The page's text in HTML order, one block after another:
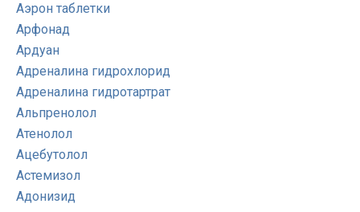
Аэрон таблетки
Арфонад
Ардуан
Адреналина гидрохлорид
Адреналина гидротартрат
Альпренолол
Атенолол
Ацебутолол
Астемизол
Адонизид